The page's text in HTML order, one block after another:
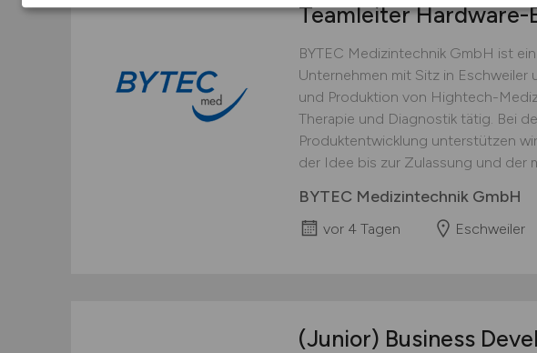
Teamleiter Hardware-
BYTEC Medizintechnik GmbH ist
Unternehmen mit Sitz in
und Produktion von Hightech-
Therapie und Diagnostik tätig. Bei
Produktentwicklung unterstützen
der Idee bis zur Zulassung und der
BYTEC Medizintechnik GmbH
vor 4 Tagen Eschweiler
(Junior) Business